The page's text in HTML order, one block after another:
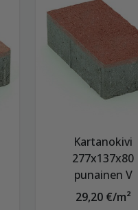
Kartanokivi
277x137x80
punainen V
29,20 €/m²